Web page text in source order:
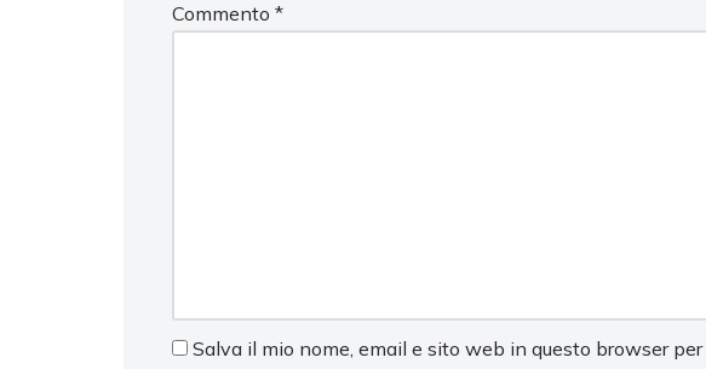
Commento *
Salva il mio nome, email e sito web in questo browser